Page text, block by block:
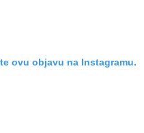
ovu objavu na Instagramu.